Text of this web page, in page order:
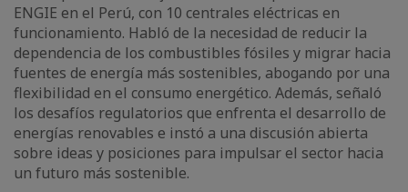
ENGIE en el Perú, con 10 centrales eléctricas en
funcionamiento. Habló de la necesidad de reducir la
dependencia de los combustibles fósiles y migrar hacia
fuentes de energía más sostenibles, abogando por una
flexibilidad en el consumo energético. Además, señaló
los desafíos regulatorios que enfrenta el desarrollo de
energías renovables e instó a una discusión abierta
sobre ideas y posiciones para impulsar el sector hacia
un futuro más sostenible.